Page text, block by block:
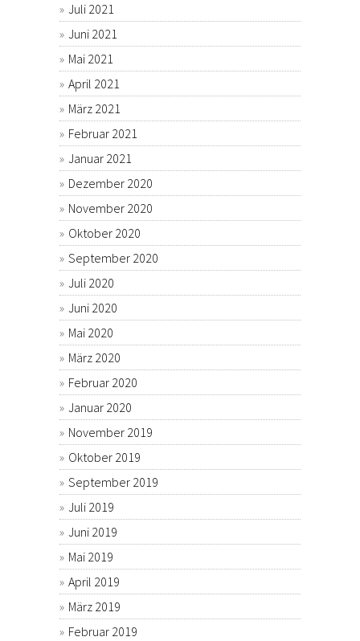
Juli 2021
Juni 2021
Mai 2021
April 2021
März 2021
Februar 2021
Januar 2021
Dezember 2020
November 2020
Oktober 2020
September 2020
Juli 2020
Juni 2020
Mai 2020
März 2020
Februar 2020
Januar 2020
November 2019
Oktober 2019
September 2019
Juli 2019
Juni 2019
Mai 2019
April 2019
März 2019
Februar 2019